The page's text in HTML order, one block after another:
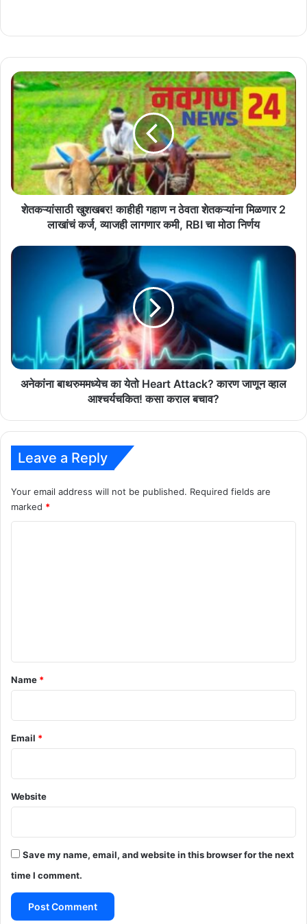
शेतकऱ्यांसाठी
खुशखबर!
काहीही
गहाण
ठेवता
शेतकऱ्यांना
मिळणार
2
लाखांचं
लागणार
शेतकऱ्यांसाठी खुशखबर! काहीही गहाण न ठेवता शेतकऱ्यांना मिळणार 2
लाखांचं कर्ज, व्याजही लागणार कमी, RBI चा मोठा निर्णय
अनेकांना
जाणून
व्हाल
आश्चर्यचकित!
अनेकांना बाथरुममध्येच का येतो Heart Attack? कारण जाणून व्हाल
आश्चर्यचकित! कसा कराल बचाव?
Leave a Reply
Your email address will not be published. Required fields are
marked *
*
Name *
Email *
Website
Save my name, email, and website in this browser for the next
time I comment.